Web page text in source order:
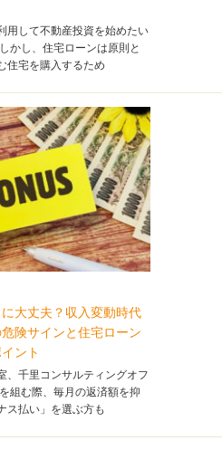
用して不動産投資を始めたい
かし、住宅ローンは原則と
住宅を購入するため
大丈夫？収入変動時代
険サインと住宅ローン
ント
、千里コンサルティングオフ
組む際、毎月の返済額を抑
ス払い」を選ぶ方も